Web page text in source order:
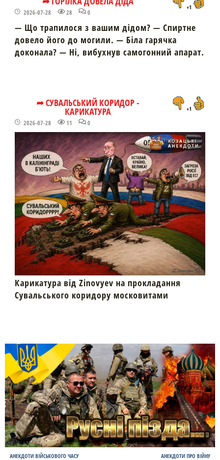
2026-07-28 28 0
+1
— Що трапилося з вашим дідом? — Спиртне
довело його до могили. — Біла гарячка
доконала? — Ні, вибухнув самогонний апарат.
➦ СУВАЛЬСЬКИЙ КОРИДОР -
КАРИКАТУРА
2026-07-28 11 0
+1
Карикатура від Zinovyev на прокладання
Сувальського коридору московитами
АНЕКДОТИ ВІЙСЬКОВОГО ЧАСУ АНЕКДОТИ ПРО ВІЙНУ